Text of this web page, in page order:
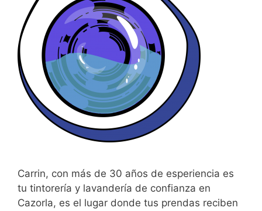
Carrin, con más de 30 años de esperiencia es
tu tintorería y lavandería de confianza en
Cazorla, es el lugar donde tus prendas reciben